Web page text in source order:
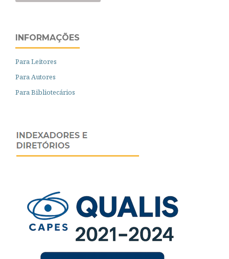
INFORMAÇÕES
Para Leitores
Para Autores
Para Bibliotecários